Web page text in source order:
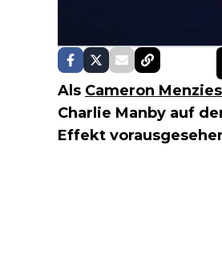
Als Cameron Menzies
Charlie Manby auf
Effekt